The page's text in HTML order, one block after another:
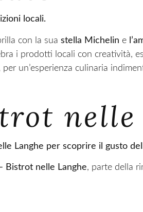
locali.
con la sua stella Michelin e
i prodotti locali con creatività,
per un’esperienza culinaria
nelle
Langhe per scoprire il gusto
Bistrot nelle Langhe, parte della